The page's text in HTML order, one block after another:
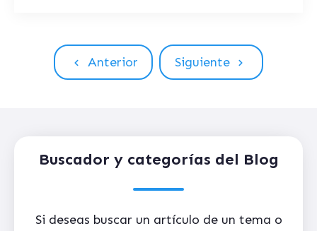
Anterior Siguiente
Buscador y categorías del Blog
Si deseas buscar un artículo de un tema o